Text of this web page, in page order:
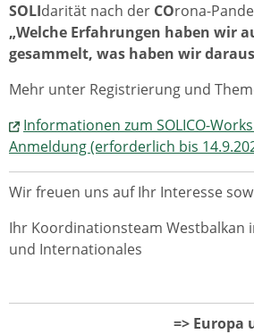
SOLIdarität nach der COrona-
„Welche Erfahrungen haben wir
gesammelt, was haben wir
Mehr unter Registrierung und
Informationen zum SOLICO-
Anmeldung (erforderlich bis
Wir freuen uns auf Ihr Interesse
Ihr Koordinationsteam Westbalkan
und Internationales
=>